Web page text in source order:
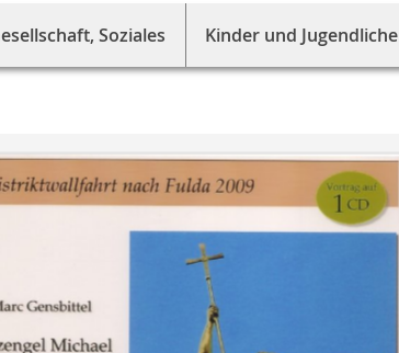
Soziales Kinder und Jugendliche